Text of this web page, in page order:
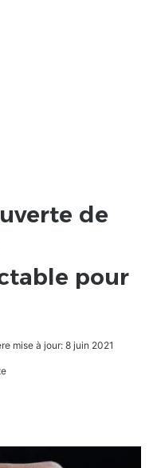
de
pour
mise à jour: 8 juin 2021